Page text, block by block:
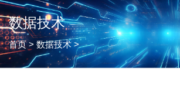
数据技术
首页> 数据技术>